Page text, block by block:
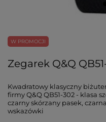
W PROMOCJI
Zegarek Q&Q
Kwadratowy klasyczny
firmy Q&Q QB51-302 - klasa
czarny skórzany pasek,
wskazówki